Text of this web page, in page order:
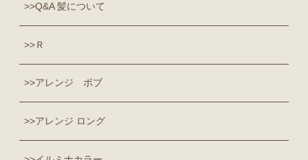
Q&A 髪について
Ｒ
アレンジ ボブ
アレンジ ロング